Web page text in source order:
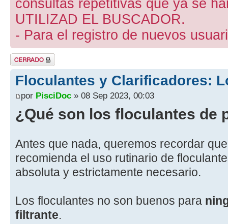
consultas repetitivas que ya se
UTILIZAD EL BUSCADOR.
- Para el registro de nuevos
Tema cerrado
Floculantes y Clarificadores:
por PisciDoc » 08 Sep 2023, 00:03
¿Qué son los floculantes de
Antes que nada, queremos recordar
recomienda el uso rutinario de
absoluta y estrictamente necesario.
Los floculantes no son buenos para
filtrante.